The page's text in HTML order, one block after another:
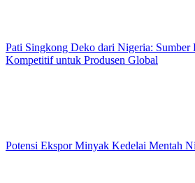
Pati Singkong Deko dari Nigeria:
Kompetitif untuk Produsen Global
Potensi Ekspor Minyak Kedelai Mentah